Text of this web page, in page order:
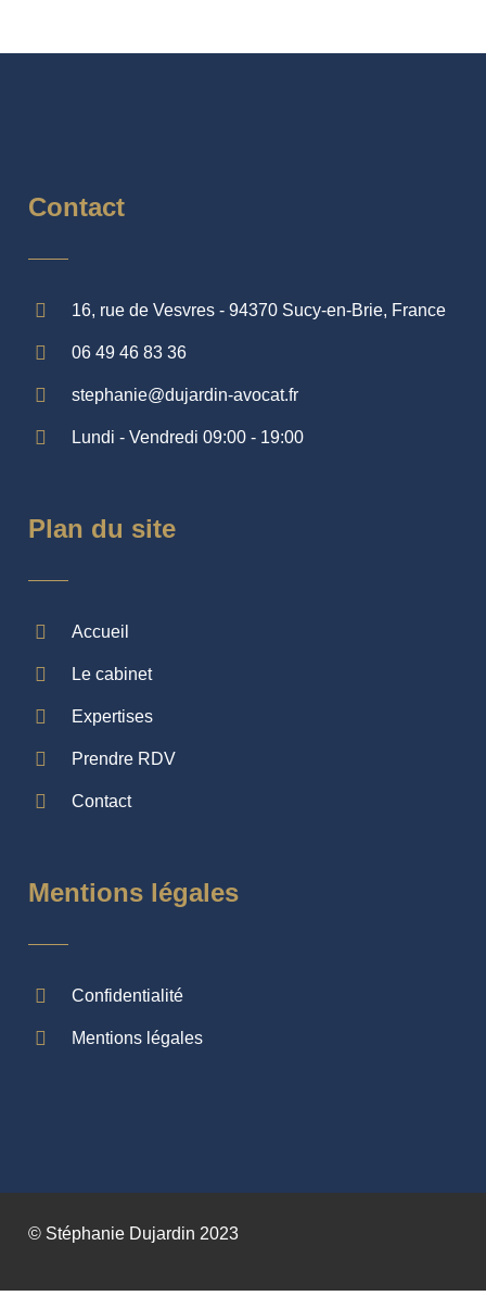
Contact
16, rue de Vesvres - 94370 Sucy-en-Brie, France
06 49 46 83 36
stephanie@dujardin-avocat.fr
Lundi - Vendredi 09:00 - 19:00
Plan du site
Accueil
Le cabinet
Expertises
Prendre RDV
Contact
Mentions légales
Confidentialité
Mentions légales
© Stéphanie Dujardin 2023